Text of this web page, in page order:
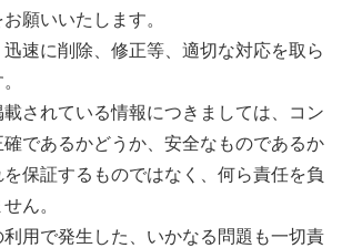
願いいたします。
速に削除、修正等、適切な対応を取ら
されている情報につきましては、コン
であるかどうか、安全なものであるか
保証するものではなく、何ら責任を負
ん。
利用で発生した、いかなる問題も一切責